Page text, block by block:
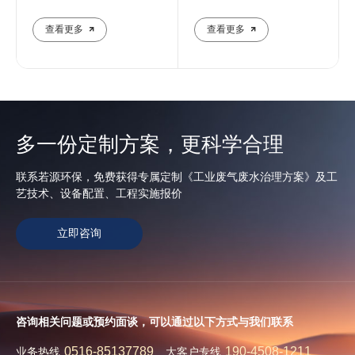
查看更多 查看更多
多一份定制方案，更科学合理
联系若源环保，免费获得专属定制《工业废气废水治理方案》及工
艺技术、设备配置、工程实施报价
立即咨询
咨询相关问题或预约面谈，可以通过以下方式与我们联系
业务热线 0516-85137789 大客户专线 190-4508-1211